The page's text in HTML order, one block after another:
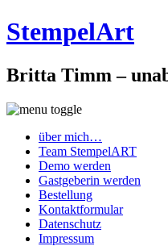
StempelArt
Britta Timm –
über mich…
Team StempelART
Demo werden
Gastgeberin werden
Bestellung
Kontaktformular
Datenschutz
Impressum